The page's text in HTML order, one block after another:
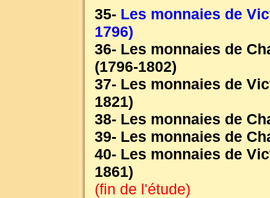
35- Les monnaies de
1796)
36- Les monnaies de
(1796-1802)
37- Les monnaies de
1821)
38- Les monnaies de
39- Les monnaies de
40- Les monnaies de
1861)
(fin de l'étude)